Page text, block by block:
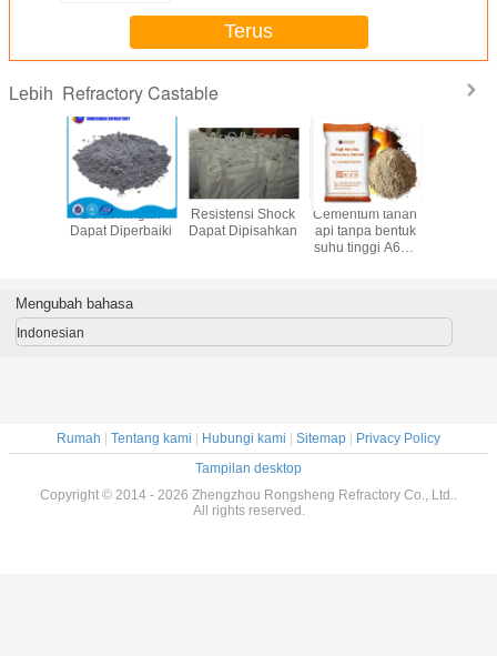
Terus
Lebih Refractory Castable
Berat Ringan
Dapat Diperbaiki
Resistensi Shock
Dapat Dipisahkan
Cementum tahan
api tanpa bentuk
suhu tinggi A600
api untuk
Mengubah bahasa
Indonesian
Rumah | Tentang kami | Hubungi kami | Sitemap | Privacy Policy
Tampilan desktop
Copyright © 2014 - 2026 Zhengzhou Rongsheng Refractory Co., Ltd..
All rights reserved.